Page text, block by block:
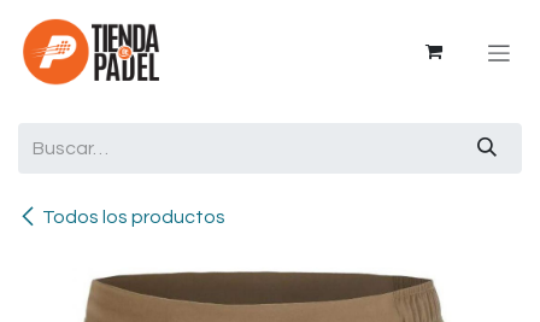
Ir al contenido
Todos los productos